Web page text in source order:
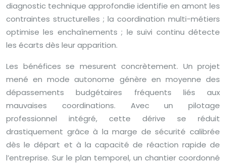
diagnostic technique approfondie identifie en amont les
contraintes structurelles ; la coordination multi-métiers
optimise les enchaînements ; le suivi continu détecte
les écarts dès leur apparition.
Les bénéfices se mesurent concrètement. Un projet
mené en mode autonome génère en moyenne des
dépassements budgétaires fréquents liés aux
mauvaises coordinations. Avec un pilotage
professionnel intégré, cette dérive se réduit
drastiquement grâce à la marge de sécurité calibrée
dès le départ et à la capacité de réaction rapide de
l’entreprise. Sur le plan temporel, un chantier coordonné